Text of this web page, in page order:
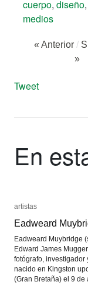
cuerpo, diseño,
medios
« Anterior /
»
Tweet
En
artistas
Eadweard
Eadweard Muybridge
Edward James
fotógrafo, investigador
nacido en Kingston
(Gran Bretaña) el 9 de
artistas
Eadweard